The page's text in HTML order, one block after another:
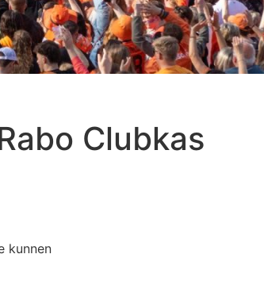
Clubkas
kunnen